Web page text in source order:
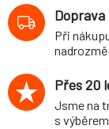
(typ
max.
Při
Přes 20
Jsme na
s